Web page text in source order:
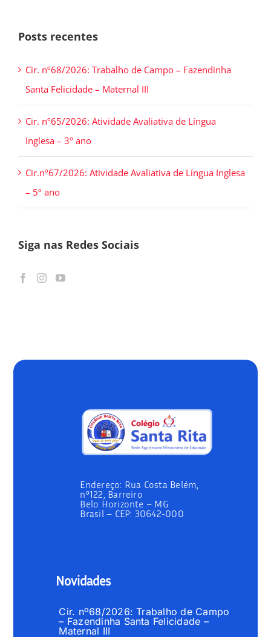
Posts recentes
Cir. nº68/2026: Trabalho de Campo – Fazendinha
Santa Felicidade – Maternal III
Cir. nº65/2026: Atividade Avaliativa de Língua
Inglesa – 3º ano
Cir.nº67/2026: Atividade Avaliativa de Língua Inglesa
– 5º ano
Siga nas Redes Sociais
Endereço: Rua Costa Belém,
nº122, Barreiro
Belo Horizonte – MG
Brasil – CEP: 30642-000
Novidades
Cir. nº68/2026: Trabalho de Campo
– Fazendinha Santa Felicidade –
Maternal III